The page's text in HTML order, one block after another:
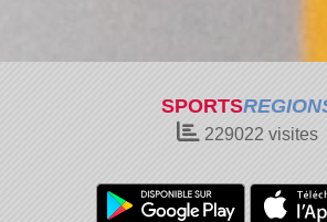
SPORTS
229022 visites